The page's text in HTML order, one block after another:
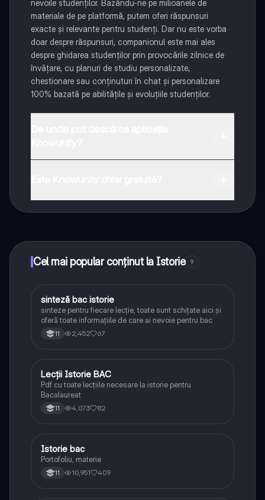
nevoile studenților. Bazându-ne pe milioanele de
materiale de pe platformă, putem oferi răspunsuri
exacte și relevante pentru studenți. Dar nu este vorba
doar despre răspunsuri, companionul este mai ales
despre ghidarea studenților prin provocările zilnice de
învățare, cu planuri de studiu personalizate,
chestionare sau conținuturi în chat și personalizare
100% bazată pe abilitățile și evoluțiile studenților.
Cel mai popular conținut la Istorie 9
Istorie
sinteză bac istorie
sinteze pentru fiecare lecție, toate sunt schițate aici și
oferă toate informațiile de care ai nevoie pentru bac
11 2,452 67
Istorie
Lecții Istorie BAC
Pdf cu toate lecțiile necesare la istorie pentru
Bacalaureat
11 4,073 82
Istorie
Istorie bac
Portofoliu, materie
11 10,951 409